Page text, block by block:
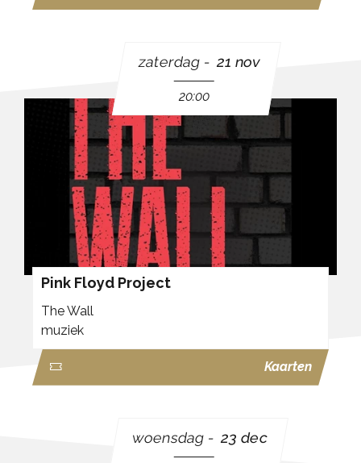
zaterdag 21 nov
20:00
Pink Floyd Project
The Wall
muziek
Kaarten
woensdag 23 dec